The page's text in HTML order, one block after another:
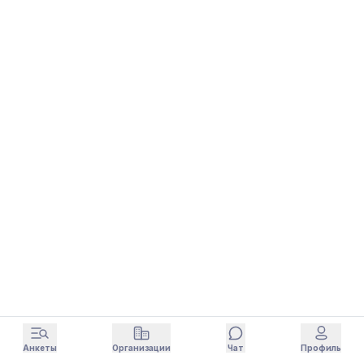
Анкеты Организации Чат Профиль